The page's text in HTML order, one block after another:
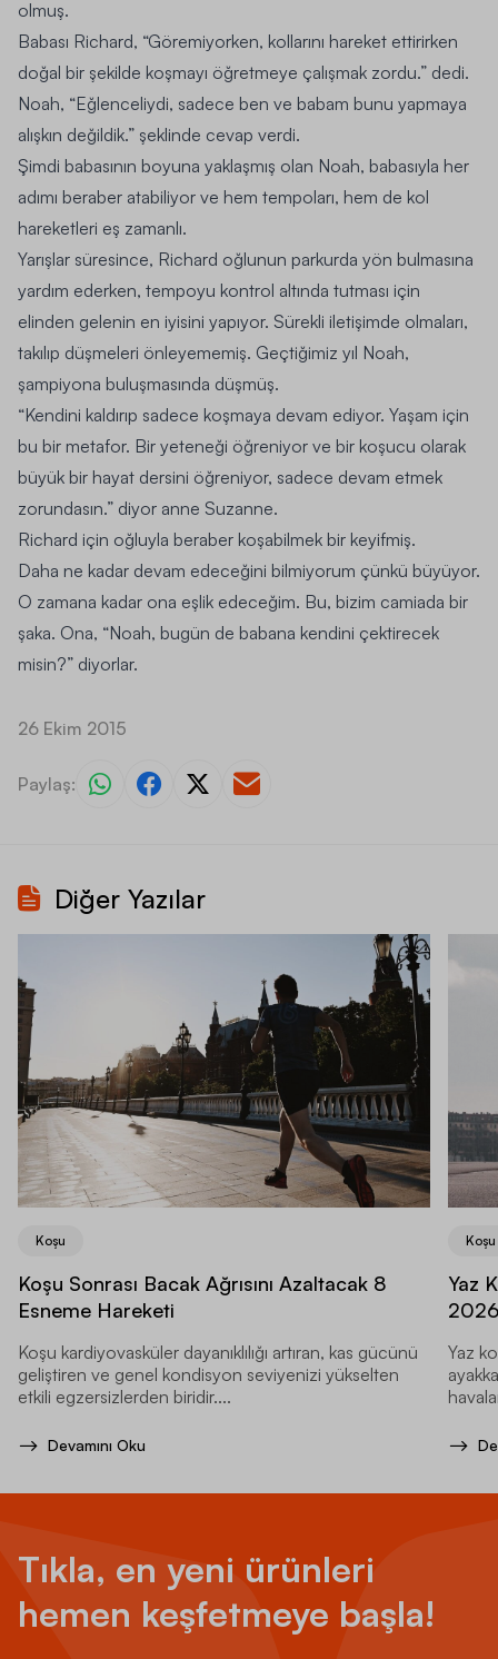
olmuş.
Babası Richard, “Göremiyorken, kollarını hareket ettirirken
doğal bir şekilde koşmayı öğretmeye çalışmak zordu.” dedi.
Noah, “Eğlenceliydi, sadece ben ve babam bunu yapmaya
alışkın değildik.” şeklinde cevap verdi.
Şimdi babasının boyuna yaklaşmış olan Noah, babasıyla her
adımı beraber atabiliyor ve hem tempoları, hem de kol
hareketleri eş zamanlı.
Yarışlar süresince, Richard oğlunun parkurda yön bulmasına
yardım ederken, tempoyu kontrol altında tutması için
elinden gelenin en iyisini yapıyor. Sürekli iletişimde olmaları,
takılıp düşmeleri önleyememiş. Geçtiğimiz yıl Noah,
şampiyona buluşmasında düşmüş.
“Kendini kaldırıp sadece koşmaya devam ediyor. Yaşam için
bu bir metafor. Bir yeteneği öğreniyor ve bir koşucu olarak
büyük bir hayat dersini öğreniyor, sadece devam etmek
zorundasın.” diyor anne Suzanne.
Richard için oğluyla beraber koşabilmek bir keyifmiş.
Daha ne kadar devam edeceğini bilmiyorum çünkü büyüyor.
O zamana kadar ona eşlik edeceğim. Bu, bizim camiada bir
şaka. Ona, “Noah, bugün de babana kendini çektirecek
misin?” diyorlar.
26 Ekim 2015
Paylaş:
Diğer Yazılar
Koşu
Koşu Sonrası Bacak Ağrısını Azaltacak 8
Esneme Hareketi
Koşu kardiyovasküler dayanıklılığı artıran, kas gücünü
geliştiren ve genel kondisyon seviyenizi yükselten
etkili egzersizlerden biridir....
Devamını Oku
Koşu
Yaz
2026
Yaz
Tıkla, en yeni ürünleri
hemen keşfetmeye başla!